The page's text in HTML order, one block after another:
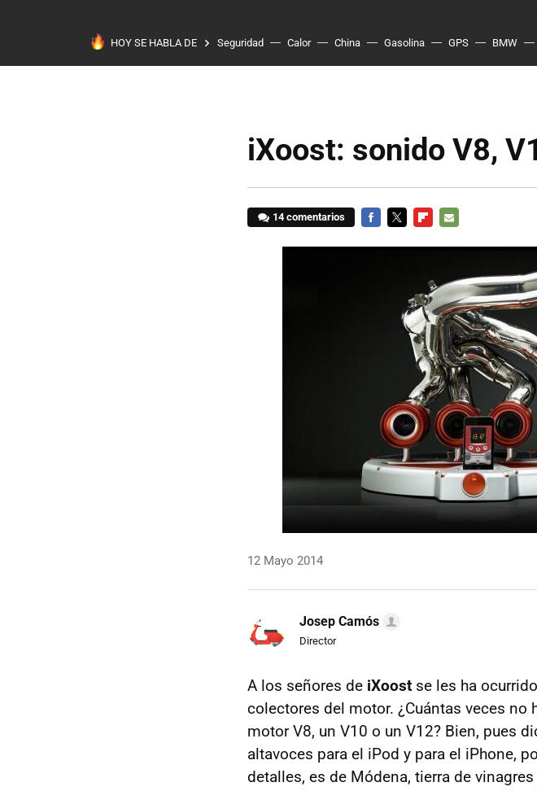
HOY SE HABLA DE Seguridad Calor China Gasolina GPS BMW
iXoost: sonido V8,
14 comentarios
12 Mayo 2014
Josep Camós
Director
A los señores de iXoost se les ha
colectores del motor. ¿Cuántas veces
motor V8, un V10 o un V12? Bien, pues
altavoces para el iPod y para el iPhone,
detalles, es de Módena, tierra de